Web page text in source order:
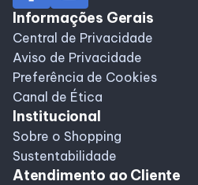
Informações Gerais
Central de Privacidade
Aviso de Privacidade
Preferência de Cookies
Canal de Ética
Institucional
Sobre o Shopping
Sustentabilidade
Atendimento ao Cliente